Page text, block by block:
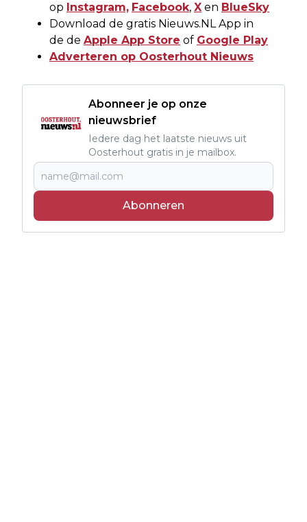
op Instagram, Facebook, X en BlueSky
Download de gratis Nieuws.NL App in
de de Apple App Store of Google Play
Adverteren op Oosterhout Nieuws
Abonneer je op onze
nieuwsbrief
Iedere dag het laatste nieuws uit
Oosterhout gratis in je mailbox.
Abonneren